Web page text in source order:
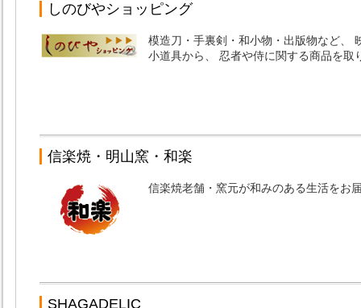
しのびやショッピング
模造刀・手裏剣・和小物・出版物など、
小道具から、 忍者や侍に関する商品を取
信楽焼・明山窯・和楽
信楽焼老舗・窯元が和みのある生活をお
SHAGADELIC